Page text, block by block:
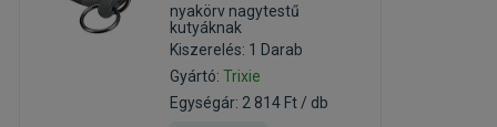
nyakörv nagytestű
kutyáknak
Kiszerelés: 1 Darab
Gyártó:Trixie
Egységár: 2 814 Ft / db